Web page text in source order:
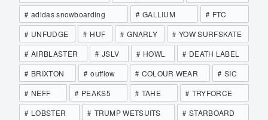
adidas snowboarding
GALLIUM
FTC
UNFUDGE
HUF GNARLY
YOW SURFSKATE
AIRBLASTER
JSLV HOWL
DEATH LABEL
BRIXTON
outflow COLOUR WEAR
SIC
NEFF
PEAKS5 TAHE
TRYFORCE
LOBSTER
TRUMP WETSUITS
STARBOARD